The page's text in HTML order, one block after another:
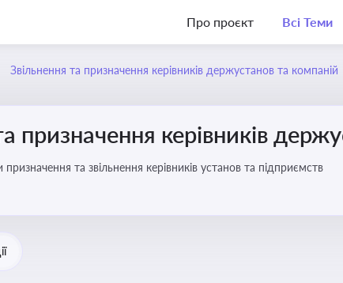
Про проєкт Всі Теми
Звільнення та призначення керівників держустанов та компаній
призначення керівників
та звільнення керівників установ та підприємств